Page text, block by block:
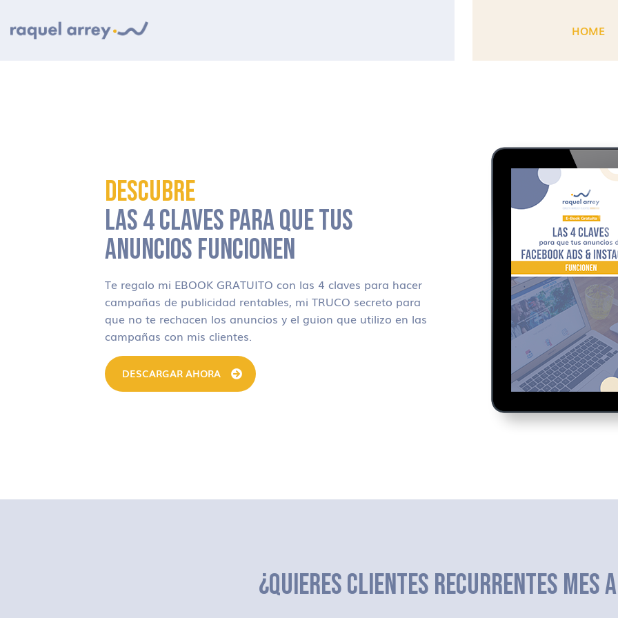
HOME
DESCUBRE
LAS 4 CLAVES PARA QUE TUS
ANUNCIOS FUNCIONEN
Te regalo mi EBOOK GRATUITO con las 4 claves para hacer
campañas de publicidad rentables, mi TRUCO secreto para
que no te rechacen los anuncios y el guion que utilizo en las
campañas con mis clientes.
DESCARGAR AHORA
¿QUIERES CLIENTES RECURRENTES MES